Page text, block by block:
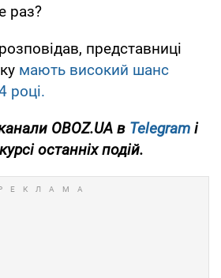
раз?
представниці
мають високий шанс
році.
OBOZ.UA в Telegram і
останніх подій.